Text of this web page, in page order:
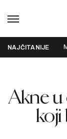
NAJČITANIJE
Akne u